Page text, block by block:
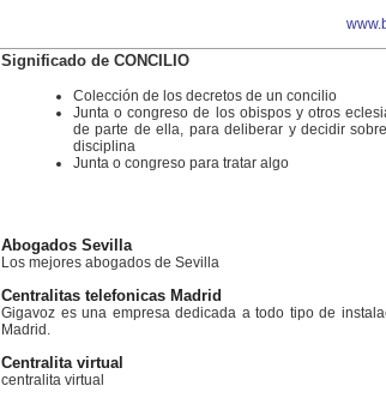
Significado de CONCILIO
Colección de los decretos de un concilio
Junta o congreso de los obispos y otros
de parte de ella, para deliberar y decidir
disciplina
Junta o congreso para tratar algo
Abogados Sevilla
Los mejores abogados de Sevilla
Centralitas telefonicas Madrid
Gigavoz es una empresa dedicada a todo tipo de
Madrid.
Centralita virtual
centralita virtual